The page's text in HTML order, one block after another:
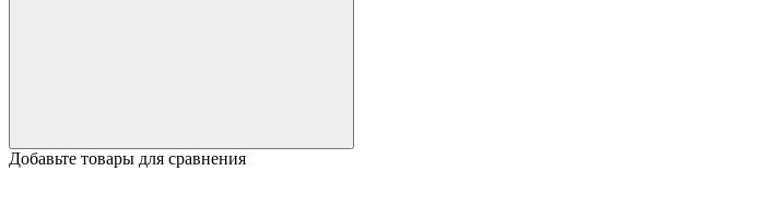
Добавьте товары для сравнения